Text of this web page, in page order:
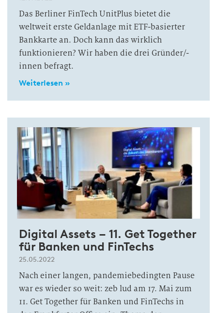
Das Berliner FinTech UnitPlus bietet die
weltweit erste Geldanlage mit ETF-basierter
Bankkarte an. Doch kann das wirklich
funktionieren? Wir haben die drei Gründer/-
innen befragt.
Weiterlesen »
Digital Assets – 11. Get Together
für Banken und FinTechs
25.05.2022
Nach einer langen, pandemiebedingten Pause
war es wieder so weit: zeb lud am 17. Mai zum
11. Get Together für Banken und FinTechs in